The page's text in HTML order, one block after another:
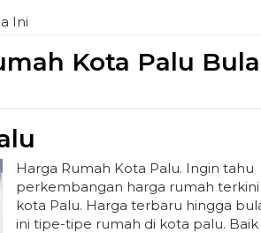
Ini
Kota Palu Bula
Harga Rumah Kota Palu. Ingin tahu
perkembangan harga rumah terkini
kota Palu. Harga terbaru hingga
ini tipe-tipe rumah di kota palu. Baik